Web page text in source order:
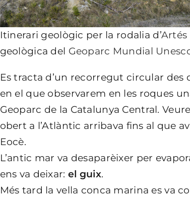
Itinerari geològic per la rodalia d’Artés
geològica del Geoparc Mundial
Es tracta d’un recorregut circular des
en el que observarem en les roques
Geoparc de la Catalunya Central.
obert a l’Atlàntic arribava fins al que
Eocè.
L’antic mar va desaparèixer per
ens va deixar: el guix.
Més tard la vella conca marina es va